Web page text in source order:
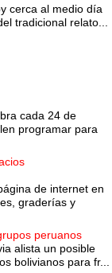
cerca al medio día
tradicional relato...
cada 24 de
programar para
de internet en
graderías y
peruanos
alista un posible
bolivianos para fr...